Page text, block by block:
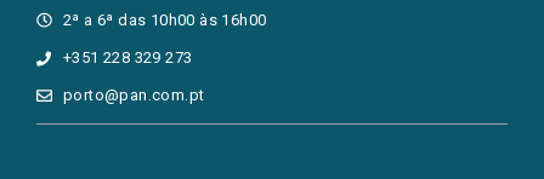
2ª a 6ª das 10h00 às 16h00
+351 228 329 273
porto@pan.com.pt